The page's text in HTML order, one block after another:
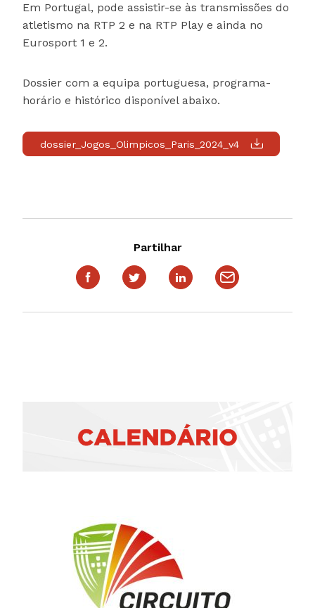
Em Portugal, pode assistir-se às transmissões do
atletismo na RTP 2 e na RTP Play e ainda no
Eurosport 1 e 2.
Dossier com a equipa portuguesa, programa-
horário e histórico disponível abaixo.
dossier_Jogos_Olimpicos_Paris_2024_v4
Partilhar